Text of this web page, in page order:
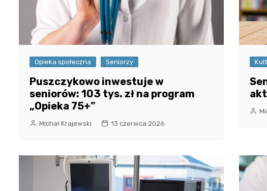
Opieka społeczna Seniorzy
Puszczykowo inwestuje w
seniorów: 103 tys. zł na program
„Opieka 75+”
Michał Krajewski 13 czerwca 2026